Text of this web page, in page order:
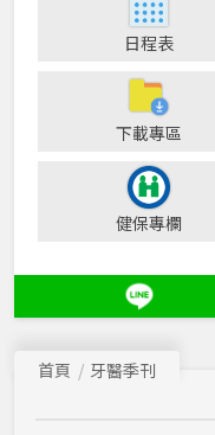
日程表
下載專區
健保專欄
首頁 牙醫季刊